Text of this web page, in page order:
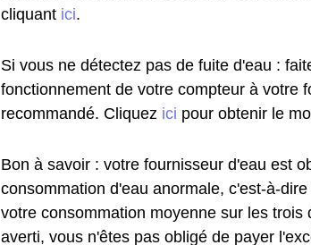
cliquant ici.
Si vous ne détectez pas de fuite d'eau :
fonctionnement de votre compteur à votre
recommandé. Cliquez ici pour obtenir le
Bon à savoir : votre fournisseur d'eau est
consommation d'eau anormale, c'est-à-
votre consommation moyenne sur les
averti, vous n'êtes pas obligé de payer